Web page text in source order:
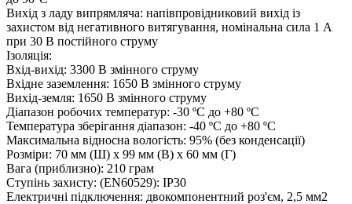
Вихід з ладу випрямляча: напівпровідниковий вихід із
захистом від негативного витягування, номінальна сила 1 А
при 30 В постійного струму
Ізоляція:
Вхід-вихід: 3300 В змінного струму
Вхідне заземлення: 1650 В змінного струму
Вихід-земля: 1650 В змінного струму
Діапазон робочих температур: -30 ºC до +80 ºC
Температура зберігання діапазон: -40 ºC до +80 ºC
Максимальна відносна вологість: 95% (без конденсації)
Розміри: 70 мм (Ш) x 99 мм (В) x 60 мм (Г)
Вага (приблизно): 210 грам
Ступінь захисту: (EN60529): IP30
Електричні підключення: двокомпонентний роз'єм, 2,5 мм2